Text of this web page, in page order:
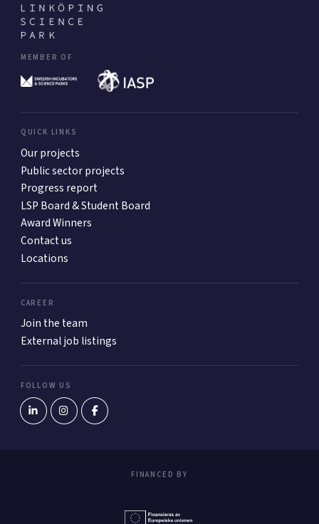
MEMBER OF
QUICK LINKS
Our projects
Public sector projects
Progress report
LSP Board & Student Board
Award Winners
Contact us
Locations
CAREER
Join the team
External job listings
FOLLOW US
FINANCED BY